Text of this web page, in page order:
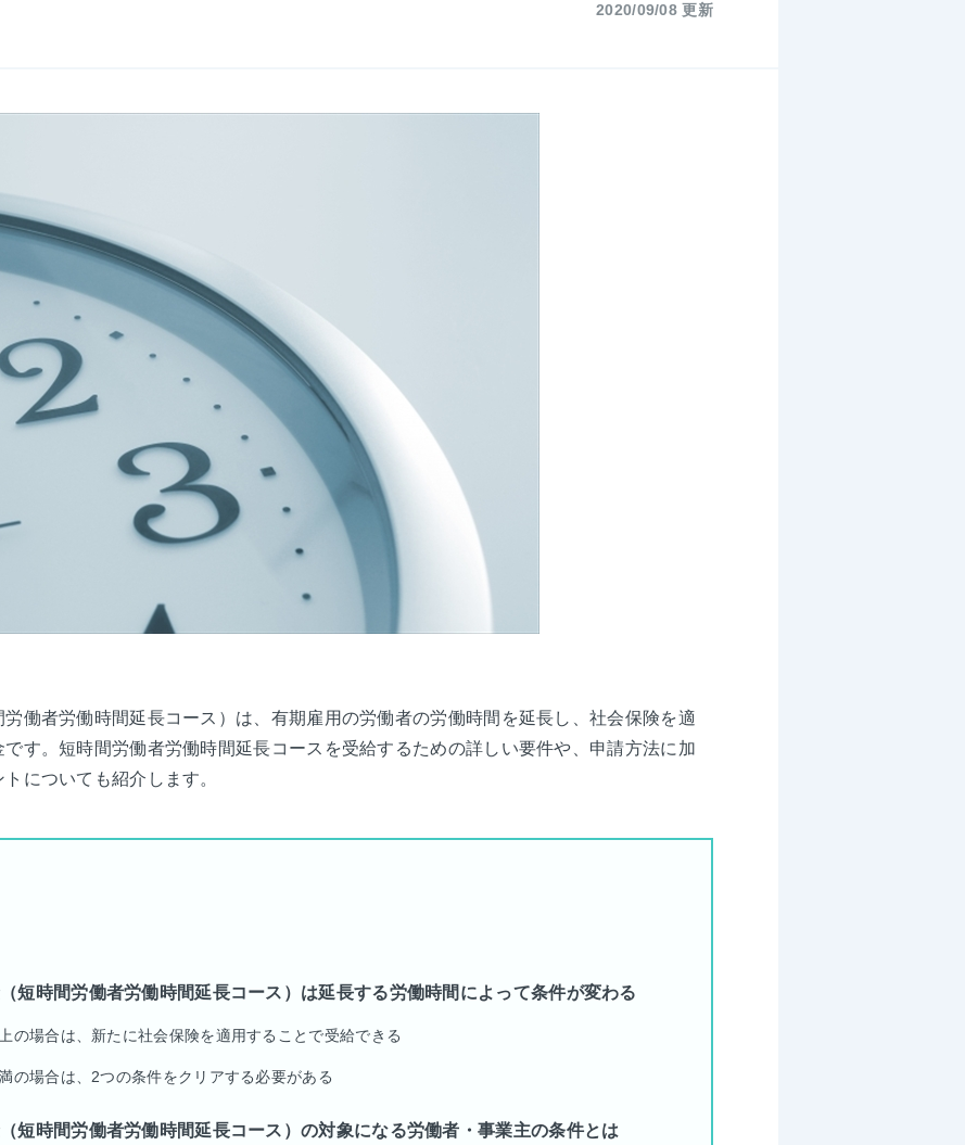
2020/09/08 更新
働者労働時間延長コース）は、有期雇用の労働者の労働時間を延長し、社会保険を適
す。短時間労働者労働時間延長コースを受給するための詳しい要件や、申請方法に加
についても紹介します。
短時間労働者労働時間延長コース）は延長する労働時間によって条件が変わる
の場合は、新たに社会保険を適用することで受給できる
の場合は、2つの条件をクリアする必要がある
短時間労働者労働時間延長コース）の対象になる労働者・事業主の条件とは